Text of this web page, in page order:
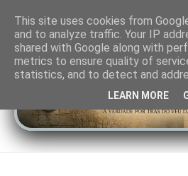
This site uses cookies from
and to analyze traffic. Your IP
shared with Google along with
metrics to ensure quality of
statistics, and to detect and
LEARN MORE